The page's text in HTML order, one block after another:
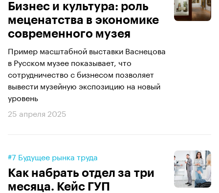
Бизнес и культура: роль
меценатства в экономике
современного музея
Пример масштабной выставки Васнецова
в Русском музее показывает, что
сотрудничество с бизнесом позволяет
вывести музейную экспозицию на новый
уровень
25 апреля 2025
#7 Будущее рынка труда
Как набрать отдел за три
месяца. Кейс ГУП